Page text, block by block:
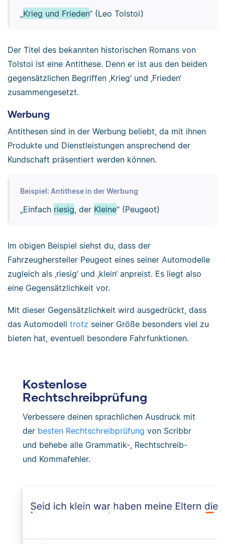
Krieg und Frieden“ (Leo Tolstoi)
Der Titel des bekannten historischen Romans von
Tolstoi ist eine Antithese. Denn er ist aus den beiden
gegensätzlichen Begriffen ‚Krieg‘ und ‚Frieden‘
zusammengesetzt.
Werbung
Antithesen sind in der Werbung beliebt, da mit ihnen
Produkte und Dienstleistungen ansprechend der
Kundschaft präsentiert werden können.
Beispiel: Antithese in der Werbung
„Einfach riesig , der Kleine“ (Peugeot)
Im obigen Beispiel siehst du, dass der
Fahrzeughersteller Peugeot eines seiner Automodelle
zugleich als ‚riesig‘ und ‚klein‘ anpreist. Es liegt also
eine Gegensätzlichkeit vor.
Mit dieser Gegensätzlichkeit wird ausgedrückt, dass
das Automodell trotz seiner Größe besonders viel zu
bieten hat, eventuell besondere Fahrfunktionen.
Kostenlose
Rechtschreibprüfung
Verbessere deinen sprachlichen Ausdruck mit
der besten Rechtschreibprüfung von Scribbr
und behebe alle Grammatik-, Rechtschreib-
und Kommafehler.